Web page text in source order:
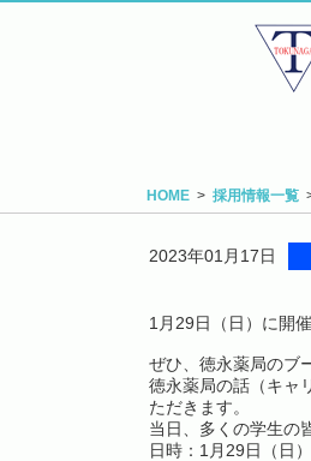
HOME 採用情報一覧
2023年01月17日
1月29日（日）に開
ぜひ、徳永薬局のブ
徳永薬局の話（キャ
ただきます。
当日、多くの学生の
日時：1月29日（日